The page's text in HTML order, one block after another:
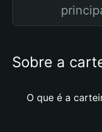
Sobre a
O que é a